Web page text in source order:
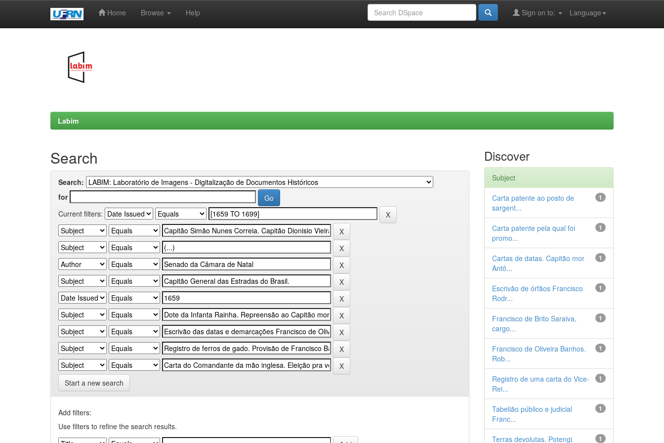
Home Browse Help Language
Sign on to:
Labim
Search
Search:
for
Current filters:
Start a new search
Add filters:
Use filters to refine the search results.
Discover
Subject
1
Carta patente ao posto de
sargent...
1
Carta patente pela qual foi
promo...
1
Cartas de datas. Capitão mor
Antô...
1
Escrivão de órfãos Francisco
Rodr...
1
Francisco de Brito Saraiva,
cargo...
1
Francisco de Oliveira Banhos.
Rob...
1
Registro de uma carta do Vice-
Rei...
1
Tabelião público e judicial
Franc...
1
Terras devolutas. Potengi.